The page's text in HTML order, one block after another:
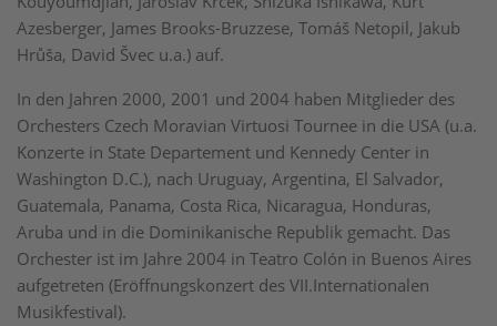
Azesberger, James Brooks-Bruzzese, Tomáš Netopil, Jakub
Hrůša, David Švec u.a.) auf.
In den Jahren 2000, 2001 und 2004 haben Mitglieder des
Orchesters Czech Moravian Virtuosi Tournee in die USA (u.a.
Konzerte in State Departement und Kennedy Center in
Washington D.C.), nach Uruguay, Argentina, El Salvador,
Guatemala, Panama, Costa Rica, Nicaragua, Honduras,
Aruba und in die Dominikanische Republik gemacht. Das
Orchester ist im Jahre 2004 in Teatro Colón in Buenos Aires
aufgetreten (Eröffnungskonzert des VII.Internationalen
Musikfestival).